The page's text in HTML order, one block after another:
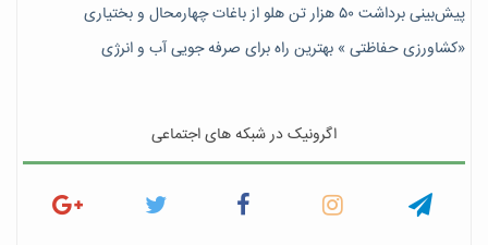
پیش‎‌بینی برداشت ۵۰ هزار تن هلو از باغات چهارمحال و بختیاری
«کشاورزی حفاظتی » بهترین راه برای صرفه جویی آب و انرژی
اگرونیک در شبکه های اجتماعی